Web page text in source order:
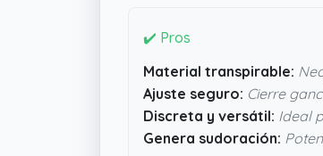
✔️ Pros
Material transpirable:
Ajuste seguro: Cierre
Discreta y versátil: Ideal
Genera sudoración: